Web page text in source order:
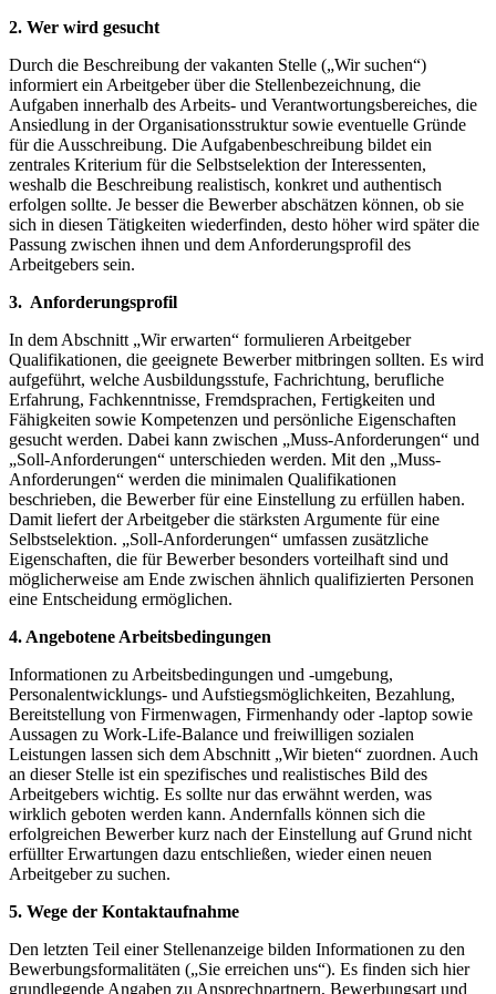
2. Wer wird gesucht
Durch die Beschreibung der vakanten Stelle („Wir suchen“)
informiert ein Arbeitgeber über die Stellenbezeichnung, die
Aufgaben innerhalb des Arbeits- und Verantwortungsbereiches, die
Ansiedlung in der Organisationsstruktur sowie eventuelle Gründe
für die Ausschreibung. Die Aufgabenbeschreibung bildet ein
zentrales Kriterium für die Selbstselektion der Interessenten,
weshalb die Beschreibung realistisch, konkret und authentisch
erfolgen sollte. Je besser die Bewerber abschätzen können, ob sie
sich in diesen Tätigkeiten wiederfinden, desto höher wird später die
Passung zwischen ihnen und dem Anforderungsprofil des
Arbeitgebers sein.
3. Anforderungsprofil
In dem Abschnitt „Wir erwarten“ formulieren Arbeitgeber
Qualifikationen, die geeignete Bewerber mitbringen sollten. Es wird
aufgeführt, welche Ausbildungsstufe, Fachrichtung, berufliche
Erfahrung, Fachkenntnisse, Fremdsprachen, Fertigkeiten und
Fähigkeiten sowie Kompetenzen und persönliche Eigenschaften
gesucht werden. Dabei kann zwischen „Muss-Anforderungen“ und
„Soll-Anforderungen“ unterschieden werden. Mit den „Muss-
Anforderungen“ werden die minimalen Qualifikationen
beschrieben, die Bewerber für eine Einstellung zu erfüllen haben.
Damit liefert der Arbeitgeber die stärksten Argumente für eine
Selbstselektion. „Soll-Anforderungen“ umfassen zusätzliche
Eigenschaften, die für Bewerber besonders vorteilhaft sind und
möglicherweise am Ende zwischen ähnlich qualifizierten Personen
eine Entscheidung ermöglichen.
4. Angebotene Arbeitsbedingungen
Informationen zu Arbeitsbedingungen und -umgebung,
Personalentwicklungs- und Aufstiegsmöglichkeiten, Bezahlung,
Bereitstellung von Firmenwagen, Firmenhandy oder -laptop sowie
Aussagen zu Work-Life-Balance und freiwilligen sozialen
Leistungen lassen sich dem Abschnitt „Wir bieten“ zuordnen. Auch
an dieser Stelle ist ein spezifisches und realistisches Bild des
Arbeitgebers wichtig. Es sollte nur das erwähnt werden, was
wirklich geboten werden kann. Andernfalls können sich die
erfolgreichen Bewerber kurz nach der Einstellung auf Grund nicht
erfüllter Erwartungen dazu entschließen, wieder einen neuen
Arbeitgeber zu suchen.
5. Wege der Kontaktaufnahme
Den letzten Teil einer Stellenanzeige bilden Informationen zu den
Bewerbungsformalitäten („Sie erreichen uns“). Es finden sich hier
grundlegende Angaben zu Ansprechpartnern, Bewerbungsart und